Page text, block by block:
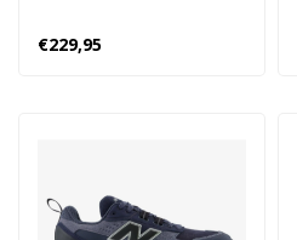
€229,95